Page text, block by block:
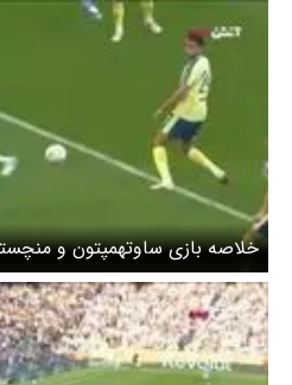
خلاصه بازی ساوتهمپتون و